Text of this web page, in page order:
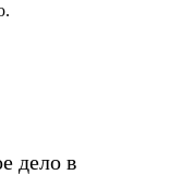
дело в